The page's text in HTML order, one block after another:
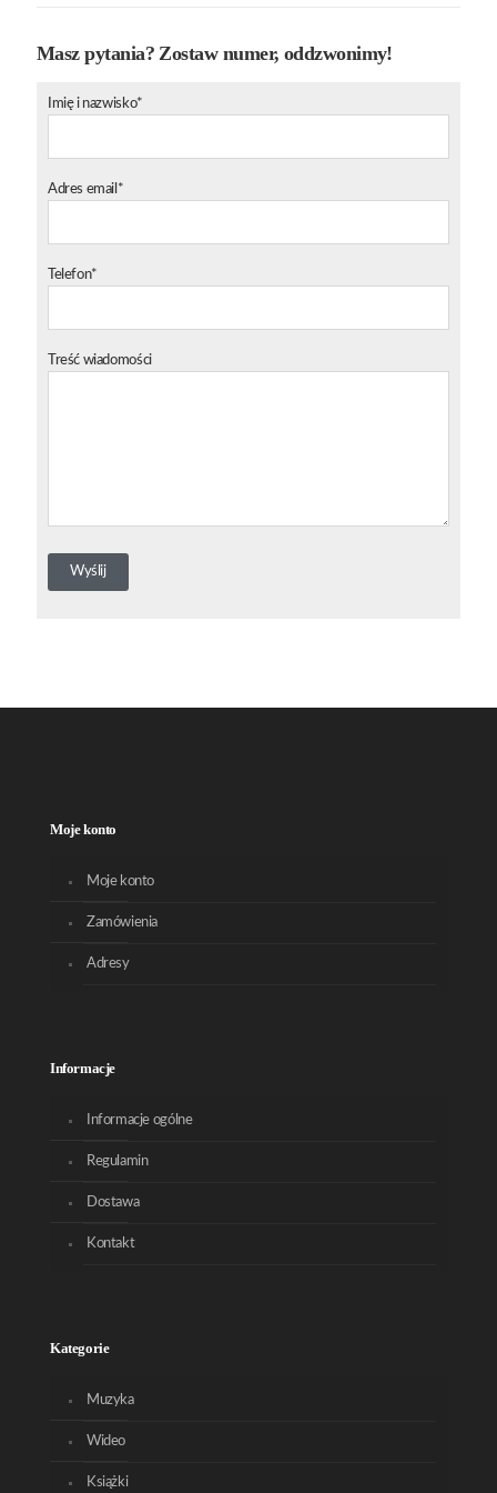
Masz pytania? Zostaw numer, oddzwonimy!
Imię i nazwisko*
Adres email*
Telefon*
Treść wiadomości
Moje konto
Moje konto
Zamówienia
Adresy
Informacje
Informacje ogólne
Regulamin
Dostawa
Kontakt
Kategorie
Muzyka
Wideo
Książki